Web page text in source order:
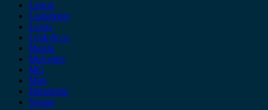
Lancia
Leapmotor
Lexus
Lynk & co
Mazda
Mercedes
MG
Mini
Mitsubishi
Nissan